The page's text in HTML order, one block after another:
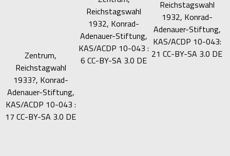
Zentrum,
Reichstagwahl
1933?, Konrad-
Adenauer-Stiftung,
KAS/ACDP 10-043 :
17 CC-BY-SA 3.0 DE
Reichstagswahl
1932, Konrad-
Adenauer-Stiftung,
KAS/ACDP 10-043 :
6 CC-BY-SA 3.0 DE
Reichstagswahl
1932, Konrad-
Adenauer-Stiftung,
KAS/ACDP 10-043:
21 CC-BY-SA 3.0 DE